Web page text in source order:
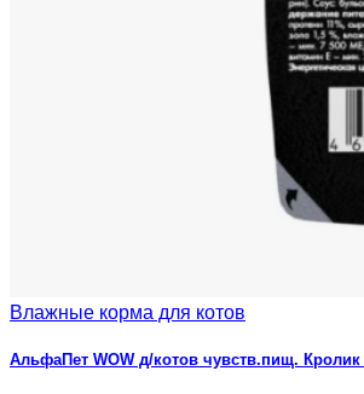
Влажные корма для котов
АльфаПет WOW д/котов чувств.пищ.